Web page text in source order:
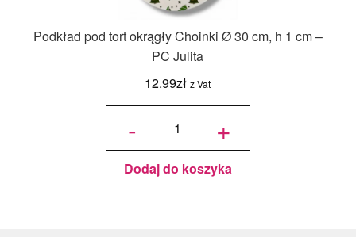
Podkład pod tort okrągły Choinki Ø 30 cm, h 1 cm –
PC Julita
12.99zł z Vat
-
ilość
okrągły
Choinki
Ø 30
cm, h 1
cm - PC
+
Dodaj do koszyka